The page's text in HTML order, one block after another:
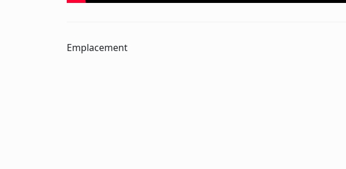
Emplacement